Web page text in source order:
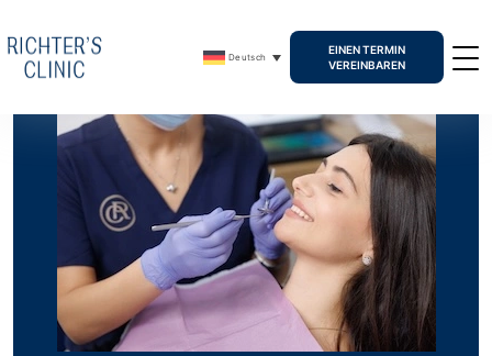
Deutsch
EINEN TERMIN
VEREINBAREN